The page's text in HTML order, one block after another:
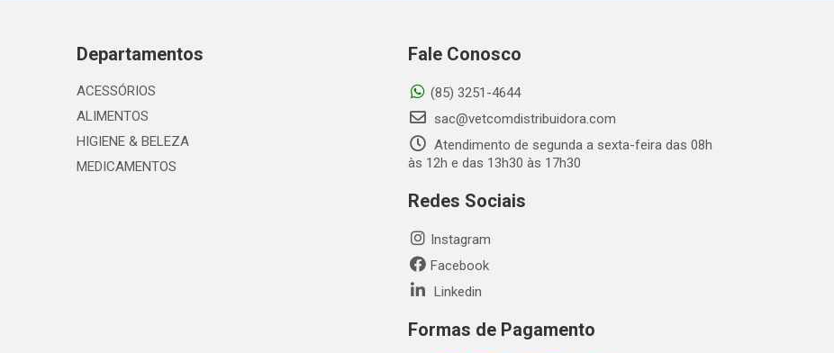
Departamentos
ACESSÓRIOS
ALIMENTOS
HIGIENE & BELEZA
MEDICAMENTOS
Fale Conosco
(85) 3251-4644
sac@vetcomdistribuidora.com
Atendimento de segunda a sexta-feira das 08h
às 12h e das 13h30 às 17h30
Redes Sociais
Instagram
Facebook
Linkedin
Formas de Pagamento